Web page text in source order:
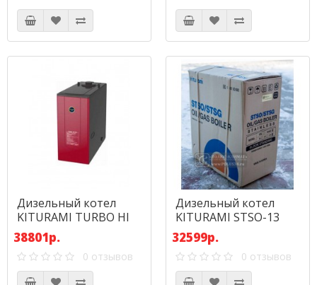
Дизельный котел
KITURAMI TURBO HI
FIN-30R (34,9 кВт)
38801р.
0 отзывов
Дизельный котел
KITURAMI STSO-13
(15,1 кВт) Нерж. сталь
32599р.
0 отзывов